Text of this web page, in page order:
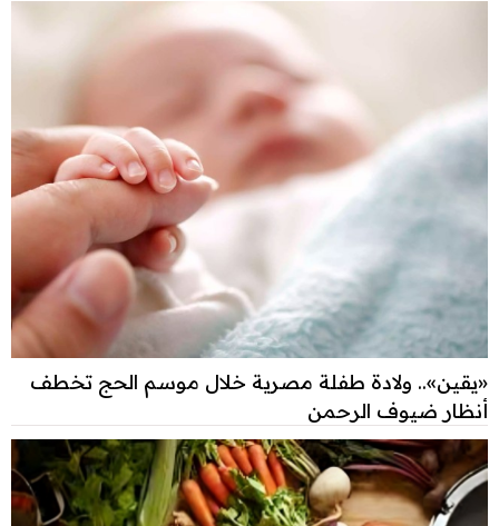
«يقين».. ولادة طفلة مصرية خلال موسم الحج تخطف
أنظار ضيوف الرحمن